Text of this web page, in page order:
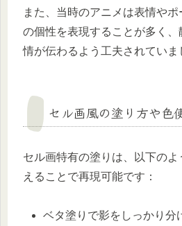
また、当時のアニメは表情や
の個性を表現することが多く
情が伝わるよう工夫されていま
セル画風の塗り方や色
セル画特有の塗りは、以下のよ
えることで再現可能です：
ベタ塗りで影をしっかり分